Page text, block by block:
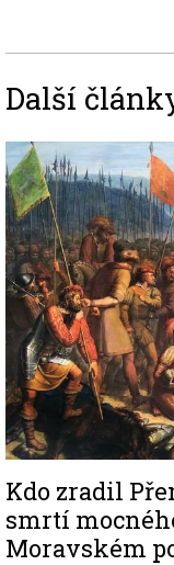
Další
Image
Kdo zradil
smrtí
Moravském